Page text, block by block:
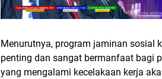
Menurutnya, program jaminan sosial
penting dan sangat bermanfaat bagi
yang mengalami kecelakaan kerja